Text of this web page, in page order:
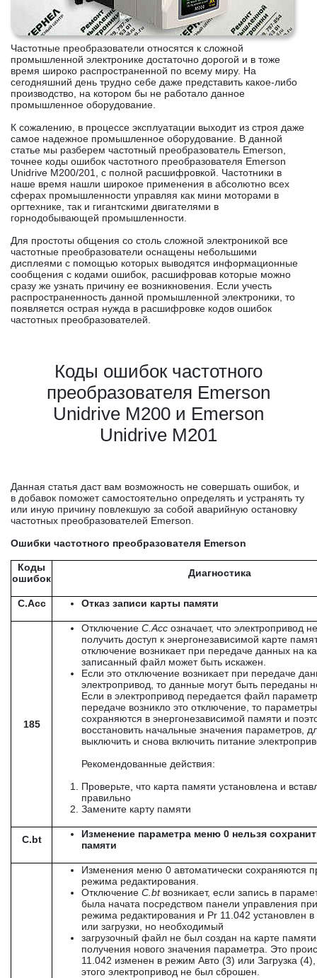
Частотные преобразователи относятся к сложной
промышленной электронике достаточно дорогой и в тоже
время широко распространенной по всему миру. На
сегодняшний день трудно себе даже представить какое-либо
производство, на котором бы не работало данное
промышленное оборудование.
К сожалению, в процессе эксплуатации выходит из строя даже
самое надежное промышленное оборудование. В данной
статье мы разберем частотный преобразователь Emerson,
точнее коды ошибок частотного преобразователя Emerson
Unidrive M200/201, с полной расшифровкой. Частотники в
наше время нашли широкое применения в абсолютно всех
сферах промышленности управляя как мини моторами в
оргтехнике, так и гигантскими двигателями в
горнодобывающей промышленности.
Для простоты общения со столь сложной электроникой все
частотные преобразователи оснащены небольшими
дисплеями с помощью которых выводятся информационные
сообщения с кодами ошибок, расшифровав которые можно
сразу же узнать причину ее возникновения. Если учесть
распространенность данной промышленной электроники, то
появляется острая нужда в расшифровке кодов ошибок
частотных преобразователей.
Коды ошибок частотного
преобразователя Emerson
Unidrive M200 и Emerson
Unidrive M201
Данная статья даст вам возможность не совершать ошибок, и
в добавок поможет самостоятельно определять и устранять ту
или иную причину повлекшую за собой аварийную остановку
частотных преобразователей Emerson.
Ошибки частотного преобразователя Emerson
Коды
ошибок
Диагностика
C.Acc Отказ записи карты памяти
185
Отключение C Acc означает, что электропривод
получить доступ к энергонезависимой карте
отключение возникает при передаче данных на
записанный файл может быть искажен.
Если это отключение возникает при передаче
электропривод, то данные могут быть переданы
Если в электропривод передается файл
передаче возникло это отключение, то
сохраняются в энергонезависимой памяти и
восстановить начальные значения параметров,
выключить и снова включить питание
Рекомендованные действия:
Проверьте, что карта памяти установлена и
правильно
Замените карту памяти
C.bt
Изменение параметра меню 0 нельзя
памяти
Изменения меню 0 автоматически сохраняются
режима редактирования.
Отключение C btвозникает, если запись в
была начата посредством панели управления
режима редактирования и Pr 11.042 установлен
или загрузки, но необходимый
загрузочный файл не был создан на карте
получения нового значения параметра. Это
11.042 изменен в режим Авто (3) или Загрузка
этого электропривод не был сброшен.